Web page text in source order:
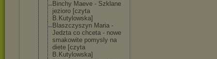
Binchy Maeve - Szklane
jezioro [czyta
B.Kutylowska]
Blaszczyszyn Maria -
Jedzta co chceta - nowe
smakowite pomysly na
diete [czyta
B.Kutylowska]